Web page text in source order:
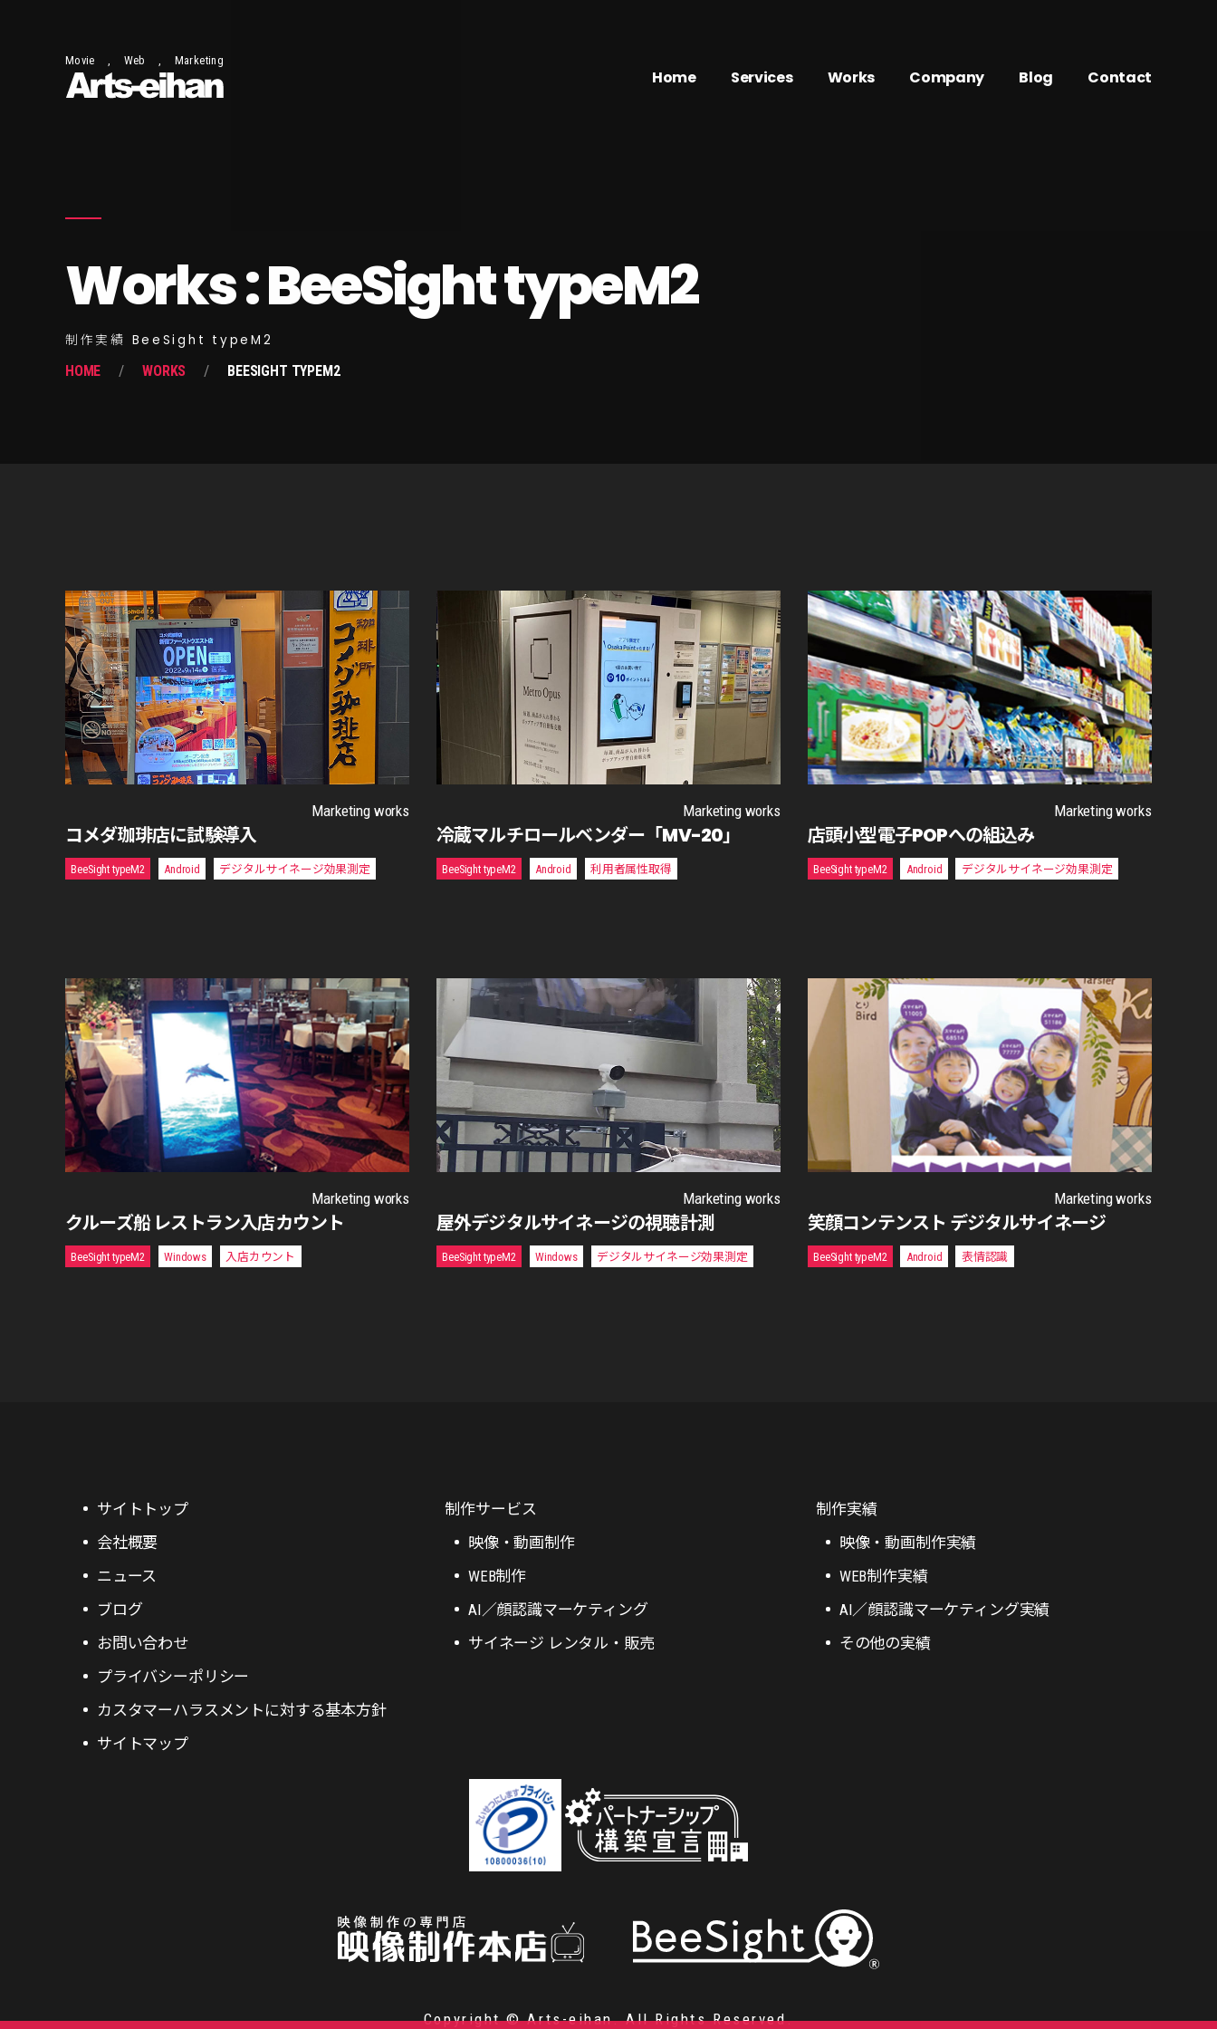
Movie , Web , Marketing
Home Services Works Company Blog
Contact
Works : BeeSight typeM2
制作実績 BeeSight typeM2
HOME
WORKS BEESIGHT TYPEM2
Marketing works
コメダ珈琲店に試験導入
BeeSight typeM2 Android デジタルサイネージ効果測定
Marketing works
冷蔵マルチロールベンダー「MV-20」
BeeSight typeM2 Android 利用者属性取得
Marketing works
店頭小型電子POPへの組込み
BeeSight typeM2 Android デジタルサイネージ効果測定
Marketing works
クルーズ船 レストラン入店カウント
BeeSight typeM2 Windows 入店カウント
Marketing works
屋外デジタルサイネージの視聴計測
BeeSight typeM2 Windows デジタルサイネージ効果測定
Marketing works
笑顔コンテンスト デジタルサイネージ
BeeSight typeM2 Android 表情認識
サイトトップ
会社概要
ニュース
ブログ
お問い合わせ
プライバシーポリシー
カスタマーハラスメントに対する基本方針
サイトマップ
制作サービス
映像・動画制作
WEB制作
AI／顔認識マーケティング
サイネージ レンタル・販売
制作実績
映像・動画制作実績
WEB制作実績
AI／顔認識マーケティング実績
その他の実績
Copyright © Arts-eihan. All Rights Reserved.